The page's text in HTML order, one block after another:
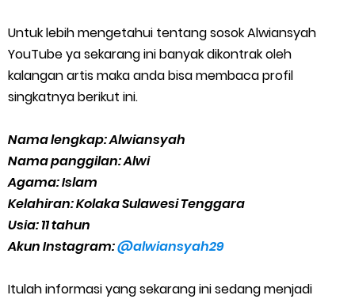
Untuk lebih mengetahui tentang sosok Alwiansyah
YouTube ya sekarang ini banyak dikontrak oleh
kalangan artis maka anda bisa membaca profil
singkatnya berikut ini.
Nama lengkap: Alwiansyah
Nama panggilan: Alwi
Agama: Islam
Kelahiran: Kolaka Sulawesi Tenggara
Usia: 11 tahun
Akun Instagram:@alwiansyah29
Itulah informasi yang sekarang ini sedang menjadi